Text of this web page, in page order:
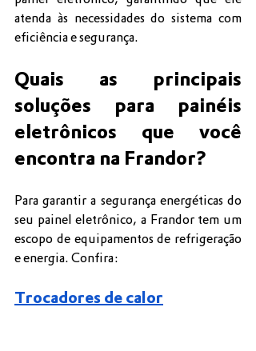
atenda às necessidades do sistema com
eficiência e segurança.
Quais as principais
soluções para painéis
eletrônicos que você
encontra na Frandor?
Para garantir a segurança energéticas do
seu painel eletrônico, a Frandor tem um
escopo de equipamentos de refrigeração
e energia. Confira:
Trocadores de calor